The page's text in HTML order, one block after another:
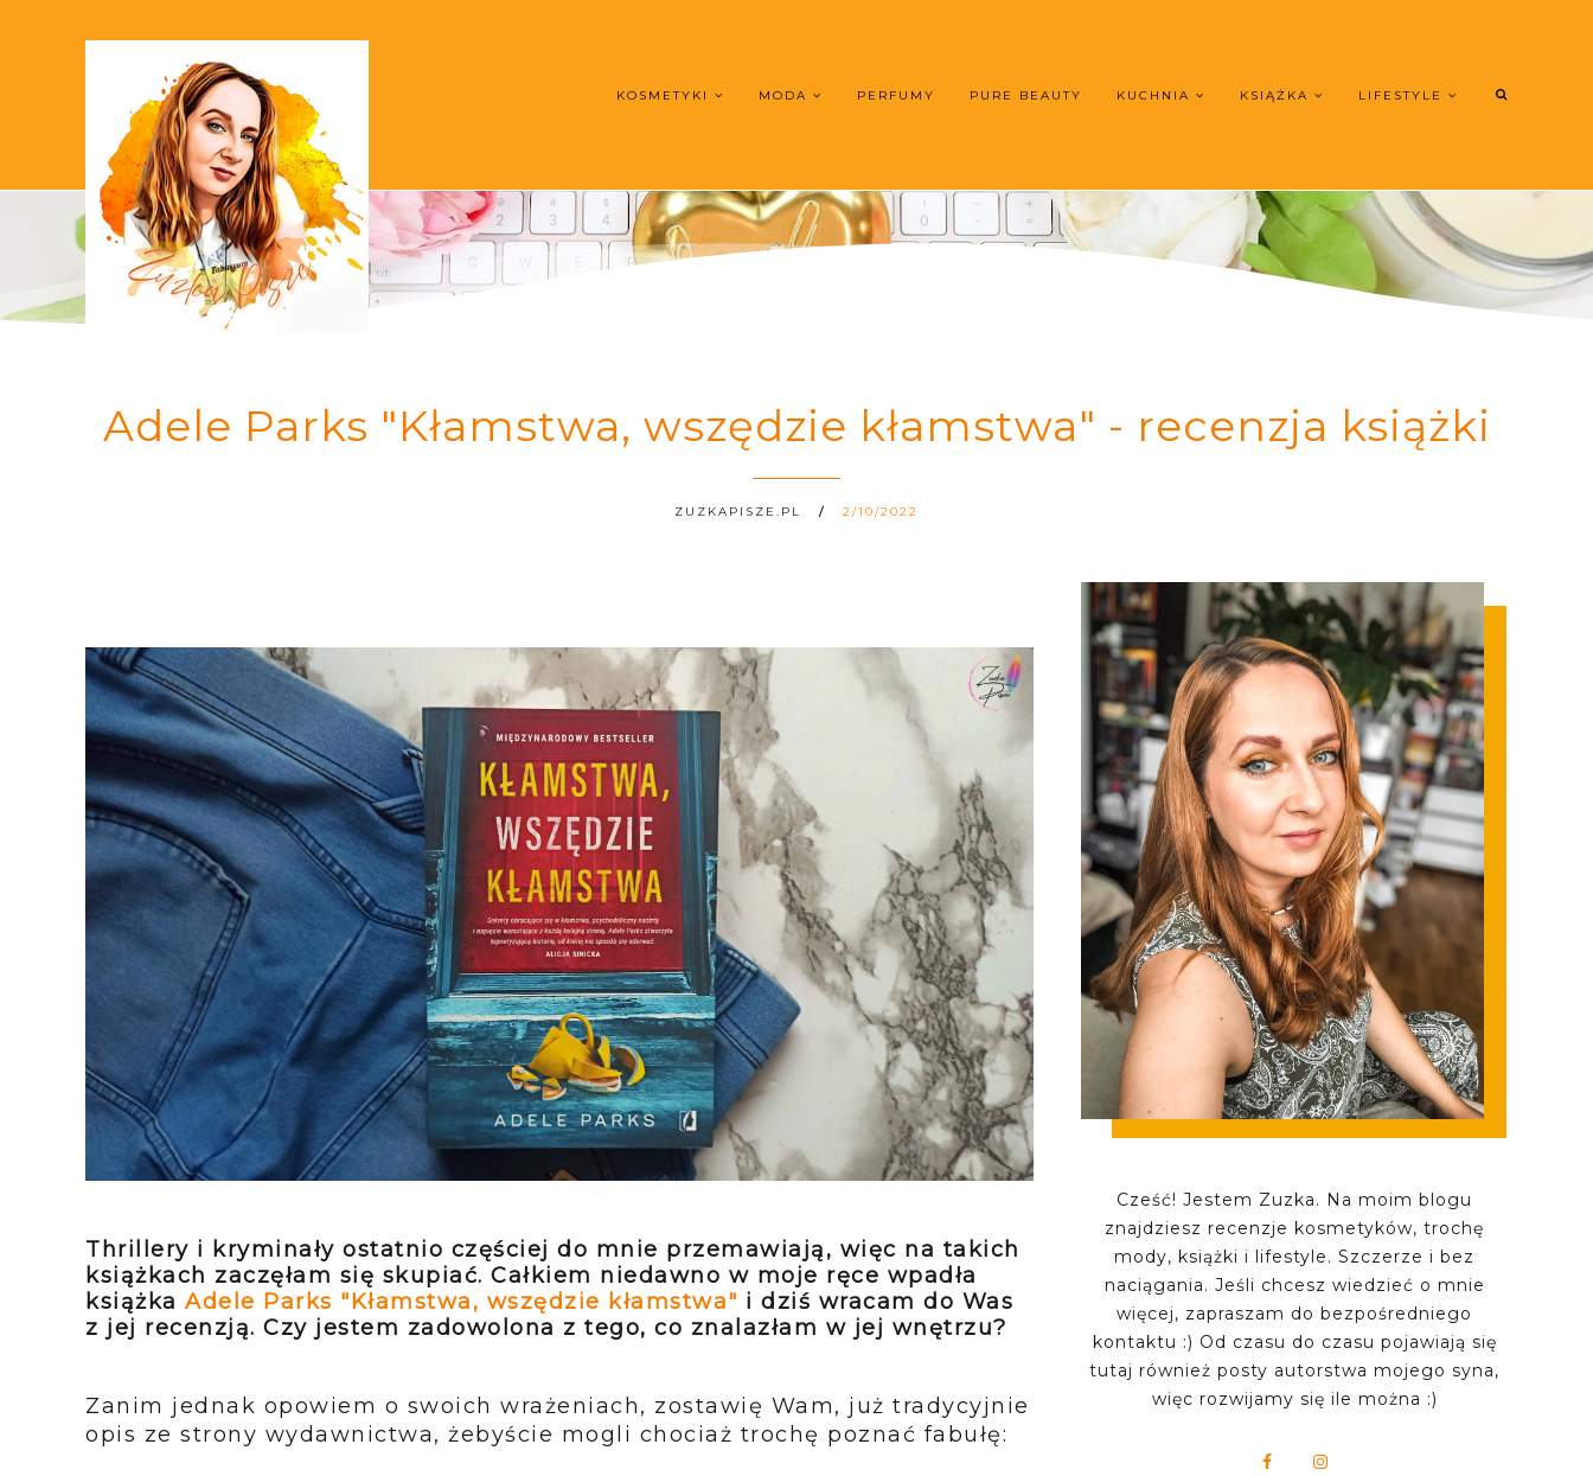
KOSMETYKI MODA PERFUMY PURE BEAUTY KUCHNIA KSIĄŻKA LIFESTYLE
Adele Parks "Kłamstwa, wszędzie kłamstwa" - recenzja książki
ZUZKAPISZE.PL 2/10/2022
Thrillery i kryminały ostatnio częściej do mnie przemawiają, więc na takich
książkach zaczęłam się skupiać. Całkiem niedawno w moje ręce wpadła
książka Adele Parks "Kłamstwa, wszędzie kłamstwa" i dziś wracam do Was
z jej recenzją. Czy jestem zadowolona z tego, co znalazłam w jej wnętrzu?
Zanim jednak opowiem o swoich wrażeniach, zostawię Wam, już tradycyjnie
opis ze strony wydawnictwa, żebyście mogli chociaż trochę poznać fabułę:
Cześć! Jestem Zuzka. Na moim blogu
znajdziesz recenzje kosmetyków, trochę
mody, książki i lifestyle. Szczerze i bez
naciągania. Jeśli chcesz wiedzieć o mnie
więcej, zapraszam do bezpośredniego
kontaktu :) Od czasu do czasu pojawiają się
tutaj również posty autorstwa mojego syna,
więc rozwijamy się ile można :)